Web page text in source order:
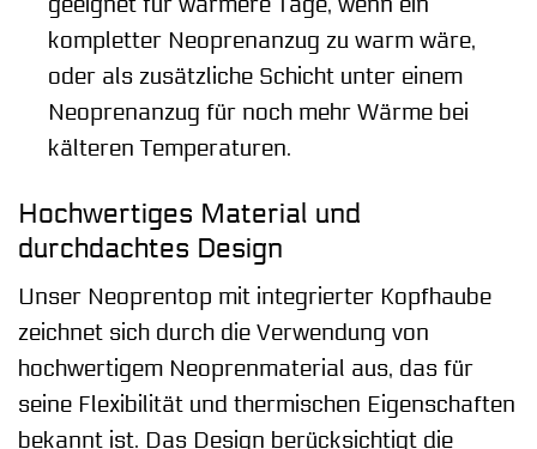
kompletter Neoprenanzug zu warm wäre,
oder als zusätzliche Schicht unter einem
Neoprenanzug für noch mehr Wärme bei
kälteren Temperaturen.
Hochwertiges Material und
durchdachtes Design
Unser Neoprentop mit integrierter Kopfhaube
zeichnet sich durch die Verwendung von
hochwertigem Neoprenmaterial aus, das für
seine Flexibilität und thermischen Eigenschaften
bekannt ist. Das Design berücksichtigt die